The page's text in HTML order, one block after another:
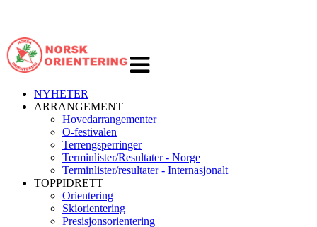
navigasjon
NYHETER
ARRANGEMENT
Hovedarrangementer
O-festivalen
Terrengsperringer
Terminlister/Resultater - Norge
Terminlister/resultater - Internasjonalt
TOPPIDRETT
Orientering
Skiorientering
Presisjonsorientering